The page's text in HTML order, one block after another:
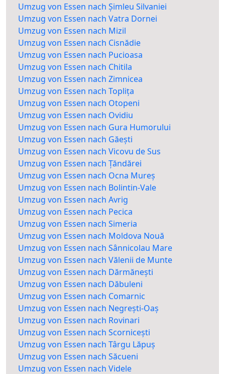
Umzug von Essen nach Șimleu Silvaniei
Umzug von Essen nach Vatra Dornei
Umzug von Essen nach Mizil
Umzug von Essen nach Cisnădie
Umzug von Essen nach Pucioasa
Umzug von Essen nach Chitila
Umzug von Essen nach Zimnicea
Umzug von Essen nach Toplița
Umzug von Essen nach Otopeni
Umzug von Essen nach Ovidiu
Umzug von Essen nach Gura Humorului
Umzug von Essen nach Găești
Umzug von Essen nach Vicovu de Sus
Umzug von Essen nach Țăndărei
Umzug von Essen nach Ocna Mureș
Umzug von Essen nach Bolintin-Vale
Umzug von Essen nach Avrig
Umzug von Essen nach Pecica
Umzug von Essen nach Simeria
Umzug von Essen nach Moldova Nouă
Umzug von Essen nach Sânnicolau Mare
Umzug von Essen nach Vălenii de Munte
Umzug von Essen nach Dărmănești
Umzug von Essen nach Dăbuleni
Umzug von Essen nach Comarnic
Umzug von Essen nach Negrești-Oaș
Umzug von Essen nach Rovinari
Umzug von Essen nach Scornicești
Umzug von Essen nach Târgu Lăpuș
Umzug von Essen nach Săcueni
Umzug von Essen nach Videle